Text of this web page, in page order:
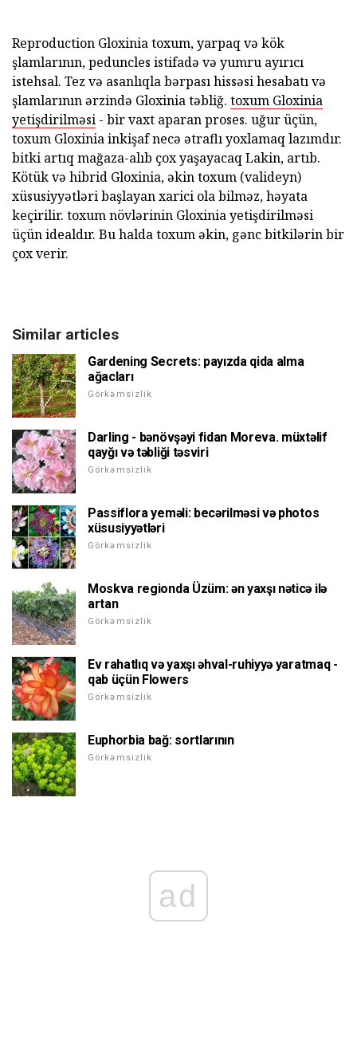
Reproduction Gloxinia toxum, yarpaq və kök
şlamlarının, peduncles istifadə və yumru ayırıcı
istehsal. Tez və asanlıqla bərpası hissəsi hesabatı və
şlamlarının ərzində Gloxinia təbliğ. toxum Gloxinia
yetişdirilməsi - bir vaxt aparan proses. uğur üçün,
toxum Gloxinia inkişaf necə ətraflı yoxlamaq lazımdır.
bitki artıq mağaza-alıb çox yaşayacaq Lakin, artıb.
Kötük və hibrid Gloxinia, əkin toxum (valideyn)
xüsusiyyətləri başlayan xarici ola bilməz, həyata
keçirilir. toxum növlərinin Gloxinia yetişdirilməsi
üçün idealdır. Bu halda toxum əkin, gənc bitkilərin bir
çox verir.
Similar articles
Gardening Secrets: payızda qida alma
ağacları
Görkəmsizlik
Darling - bənövşəyi fidan Moreva. müxtəlif
qayğı və təbliği təsviri
Görkəmsizlik
Passiflora yeməli: becərilməsi və photos
xüsusiyyətləri
Görkəmsizlik
Moskva regionda Üzüm: ən yaxşı nəticə ilə
artan
Görkəmsizlik
Ev rahatlıq və yaxşı əhval-ruhiyyə yaratmaq -
qab üçün Flowers
Görkəmsizlik
Euphorbia bağ: sortlarının
Görkəmsizlik
ad